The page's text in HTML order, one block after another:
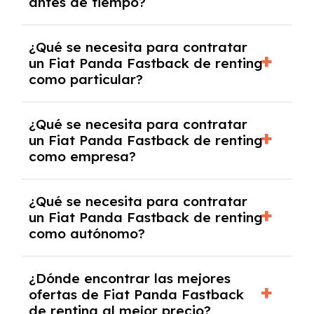
debido al resultado del estudio de viabilidad
económica.
pero puede haber penalizaciones por
cancelación anticipada. Es importante revisar
las condiciones del contrato y hablar con un
experto que te asesore.
¿Qué se necesita para contratar
un Fiat Panda Fastback de renting
como particular?
y, en algunos casos, una consulta de solvencia
crediticia y un pago inicial.
¿Qué se necesita para contratar
un Fiat Panda Fastback de renting
como empresa?
documentación financiera y, en algunos
casos, un informe de solvencia de la empresa
y un pago inicial.
¿Qué se necesita para contratar
un Fiat Panda Fastback de renting
como autónomo?
autónomos, justificante de ingresos y, en
algunos casos, un informe fiscal y un pago
¿Dónde encontrar las mejores
ofertas de Fiat Panda Fastback
de renting al mejor precio?